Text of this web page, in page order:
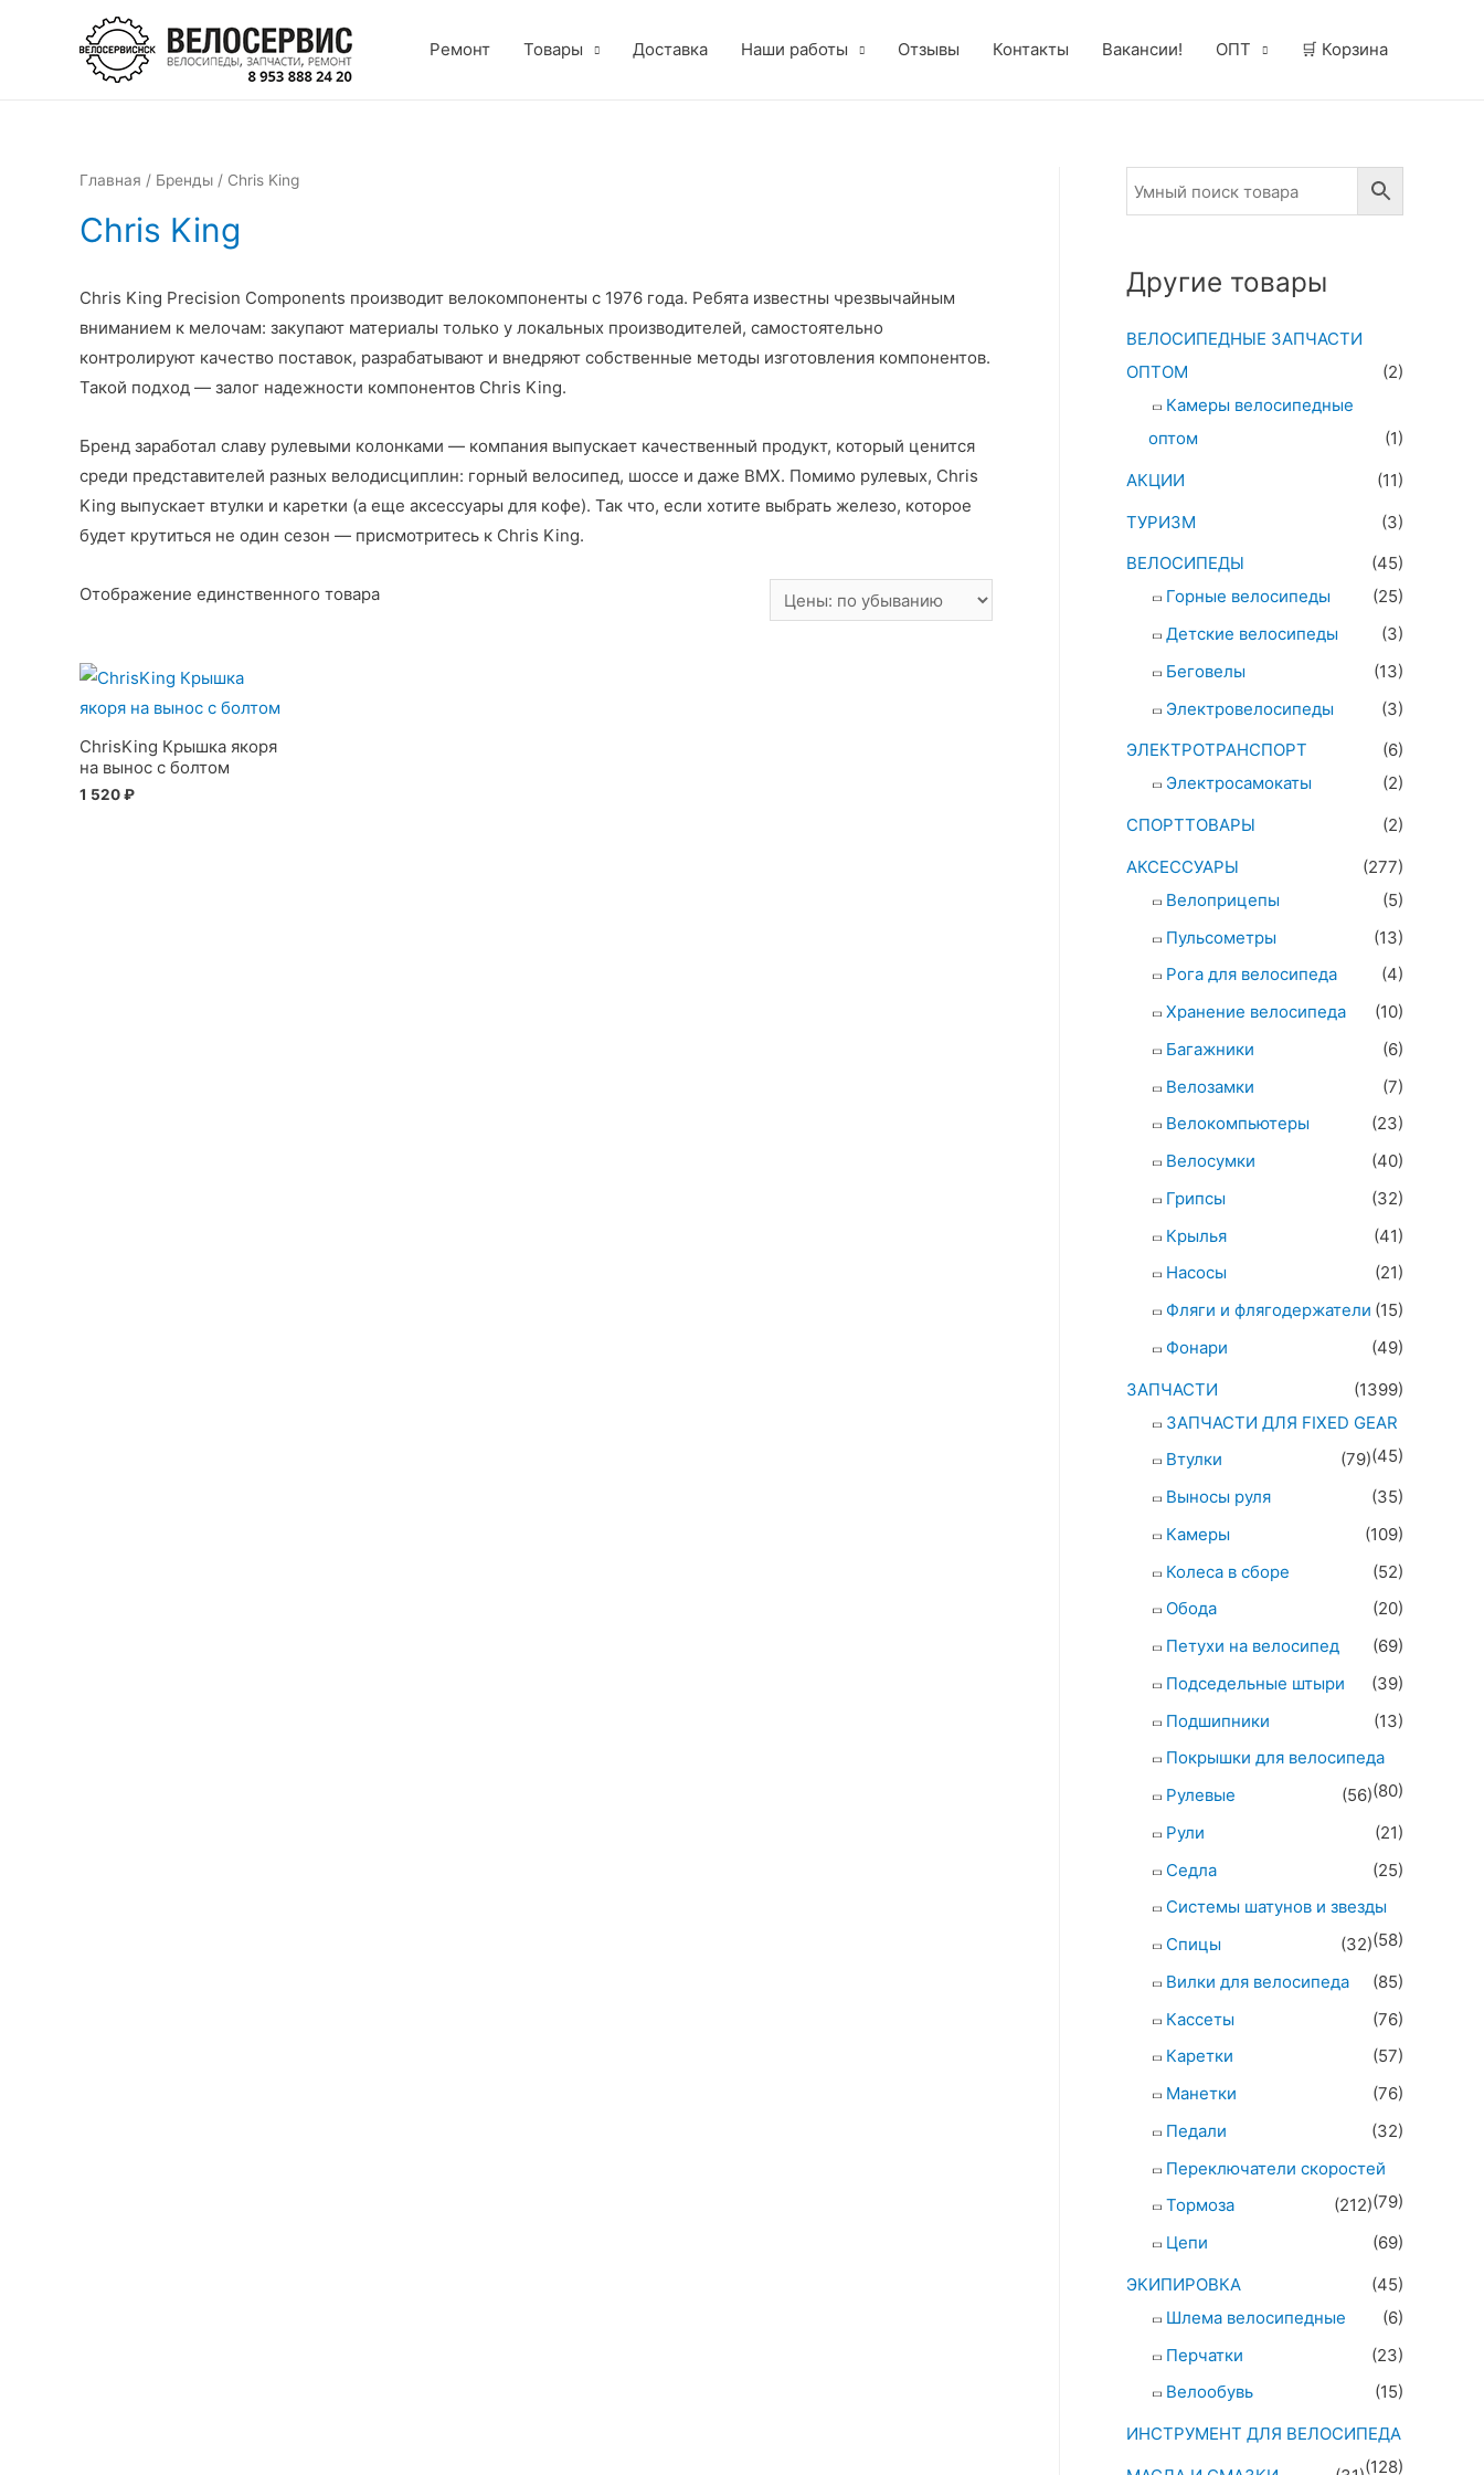
содержимому
Ремонт Товары Доставка Наши работы Отзывы Контакты Вакансии! ОПТ 🛒 Корзина
Главная / Бренды / Chris King
Chris King
Chris King Precision Components производит велокомпоненты с 1976 года. Ребята известны чрезвычайным
вниманием к мелочам: закупают материалы только у локальных производителей, самостоятельно
контролируют качество поставок, разрабатывают и внедряют собственные методы изготовления компонентов.
Такой подход — залог надежности компонентов Chris King.
Бренд заработал славу рулевыми колонками — компания выпускает качественный продукт, который ценится
среди представителей разных велодисциплин: горный велосипед, шоссе и даже BMX. Помимо рулевых, Chris
King выпускает втулки и каретки (а еще аксессуары для кофе). Так что, если хотите выбрать железо, которое
будет крутиться не один сезон — присмотритесь к Chris King.
Отображение единственного товара
ChrisKing Крышка якоря
на вынос с болтом
1 520₽
Другие товары
ВЕЛОСИПЕДНЫЕ ЗАПЧАСТИ
ОПТОМ
(2)
Камеры велосипедные
оптом
(1)
АКЦИИ
(11)
ТУРИЗМ
(3)
ВЕЛОСИПЕДЫ
(45)
Горные велосипеды
(25)
Детские велосипеды
(3)
Беговелы
(13)
Электровелосипеды
(3)
ЭЛЕКТРОТРАНСПОРТ
(6)
Электросамокаты
(2)
СПОРТТОВАРЫ
(2)
АКСЕССУАРЫ
(277)
Велоприцепы
(5)
Пульсометры
(13)
Рога для велосипеда
(4)
Хранение велосипеда
(10)
Багажники
(6)
Велозамки
(7)
Велокомпьютеры
(23)
Велосумки
(40)
Грипсы
(32)
Крылья
(41)
Насосы
(21)
Фляги и флягодержатели (15)
Фонари
(49)
ЗАПЧАСТИ
(1399)
ЗАПЧАСТИ ДЛЯ FIXED GEAR
(45)
Втулки
(79)
Выносы руля
(35)
Камеры
(109)
Колеса в сборе
(52)
Обода
(20)
Петухи на велосипед
(69)
Подседельные штыри
(39)
Подшипники
(13)
Покрышки для велосипеда
(80)
Рулевые
(56)
Рули
(21)
Седла
(25)
Системы шатунов и звезды
(58)
Спицы
(32)
Вилки для велосипеда
(85)
Кассеты
(76)
Каретки
(57)
Манетки
(76)
Педали
(32)
Переключатели скоростей
(79)
Тормоза
(212)
Цепи
(69)
ЭКИПИРОВКА
(45)
Шлема велосипедные
(6)
Перчатки
(23)
Велообувь
(15)
ИНСТРУМЕНТ ДЛЯ ВЕЛОСИПЕДА
(128)